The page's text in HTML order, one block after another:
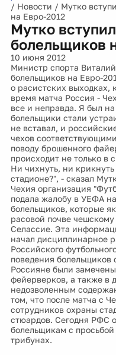
/ Новости / Мутко
на Евро-2012
Мутко
болельщиков
10 июня 2012
Министр спорта
болельщиков на Евро-
о расистских выходках,
время матча Россия -
все и неправда. Я был
болельщики стали
не вставал, и
чехов
поводу брошенного
происходит не только в
Ни чихнуть, ни крикнуть
стадионе?", - сказал
Чехия организация
подала жалобу в УЕФА
болельщиков, которые
расовой почве
Селассие. Эта
начал дисциплинарное
Российского
поведения
Россияне были
фейерверков, а также в
недозволенным
том, что после матча с
сотрудников охраны
стюардов. Сегодня РФС
болельщикам с
трибунах.